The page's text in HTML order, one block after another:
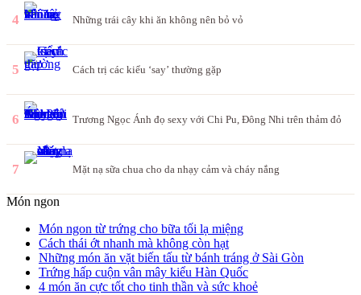
4 Những trái cây khi ăn không nên bỏ vỏ
5 Cách trị các kiểu ‘say’ thường gặp
6 Trương Ngọc Ánh đọ sexy với Chi Pu, Đông Nhi trên thảm đỏ
7 Mặt nạ sữa chua cho da nhạy cảm và cháy nắng
Món ngon
Món ngon từ trứng cho bữa tối lạ miệng
Cách thái ớt nhanh mà không còn hạt
Những món ăn vặt biến tấu từ bánh tráng ở Sài Gòn
Trứng hấp cuộn vân mây kiểu Hàn Quốc
4 món ăn cực tốt cho tinh thần và sức khoẻ